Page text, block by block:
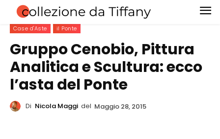
Case d'Aste il Ponte
Gruppo Cenobio, Pittura
Analitica e Scultura: ecco
l’asta del Ponte
Di Nicola Maggi del Maggio 28, 2015